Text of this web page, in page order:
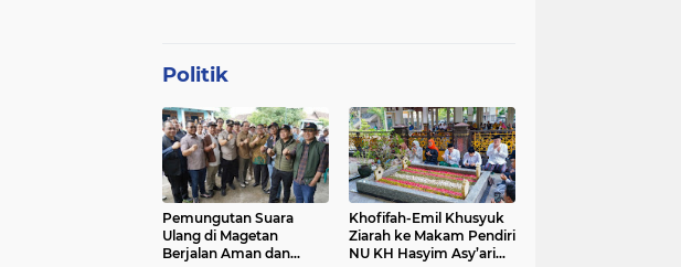
Politik
Pemungutan Suara
Ulang di Magetan
Berjalan Aman dan
Khofifah-Emil Khusyuk
Ziarah ke Makam Pendiri
NU KH Hasyim Asy’ari